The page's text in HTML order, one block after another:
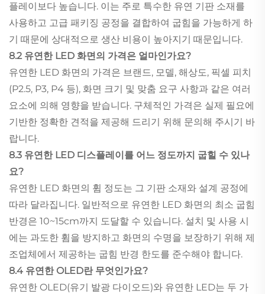
플레이보다 높습니다. 이는 주로 특수한 유연 기판 소재를
사용하고 고급 패키징 공정을 결합하여 굽힘을 가능하게 하
기 때문에 상대적으로 생산 비용이 높아지기 때문입니다.
8.2 유연한 LED 화면의 가격은 얼마인가요?
유연한 LED 화면의 가격은 브랜드, 모델, 해상도, 픽셀 피치
(P2.5, P3, P4 등), 화면 크기 및 맞춤 요구 사항과 같은 여러
요소에 의해 영향을 받습니다. 구체적인 가격은 실제 필요에
기반한 정확한 견적을 제공해 드리기 위해 문의해 주시기 바
랍니다.
8.3 유연한 LED 디스플레이를 어느 정도까지 굽힐 수 있나
요?
유연한 LED 화면의 휨 정도는 그 기판 소재와 설계 공정에
따라 달라집니다. 일반적으로 유연한 LED 화면의 최소 굽힘
반경은 10~15cm까지 도달할 수 있습니다. 설치 및 사용 시
에는 과도한 휨을 방지하고 화면의 수명을 보장하기 위해 제
조업체에서 제공하는 굽힘 반경 한도를 준수해야 합니다.
8.4 유연한 OLED란 무엇인가요?
유연한 OLED(유기 발광 다이오드)와 유연한 LED는 두 가